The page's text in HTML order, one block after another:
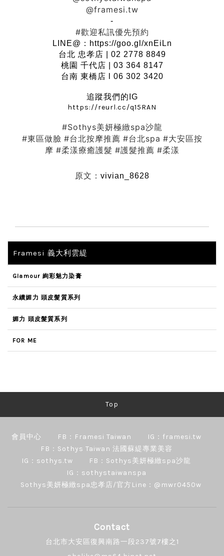
@framesi.tw
-
#歡迎私訊優先預約
LINE@：https://goo.gl/xnEiLn
台北 忠孝店 | 02 2778 8849
桃園 千代店 | 03 364 8147
台南 東橋店 l 06 302 3420
追蹤我們的IG
https://reurl.cc/q15RAN
#Sothys美妍極緻spa沙龍
#東區做臉 #台北按摩推薦 #台北spa #大安區按
摩 #柔漾療癒護髮 #護髮推薦 #柔漾
原文： vivian_8628
Framesi 義大利雲緹
Glamour 絢彩魅力染膏
永續媚力 頭皮髮質系列
媚力 頭皮髮質系列
FOR ME
Top
會員中心 FB：Framesi Taiwan
IG：framesi.tw
FB：Sothys Taiwan 法國蘇緹專業美容
IG：sothys.tw
FB：Sothys美妍極緻spa沙龍
IG：sothystaiwanspa
Sothys美妍極緻spa忠孝店/官方Line：@mwr0450w
Contact
台北市大安區復興南路一段237號7樓之1